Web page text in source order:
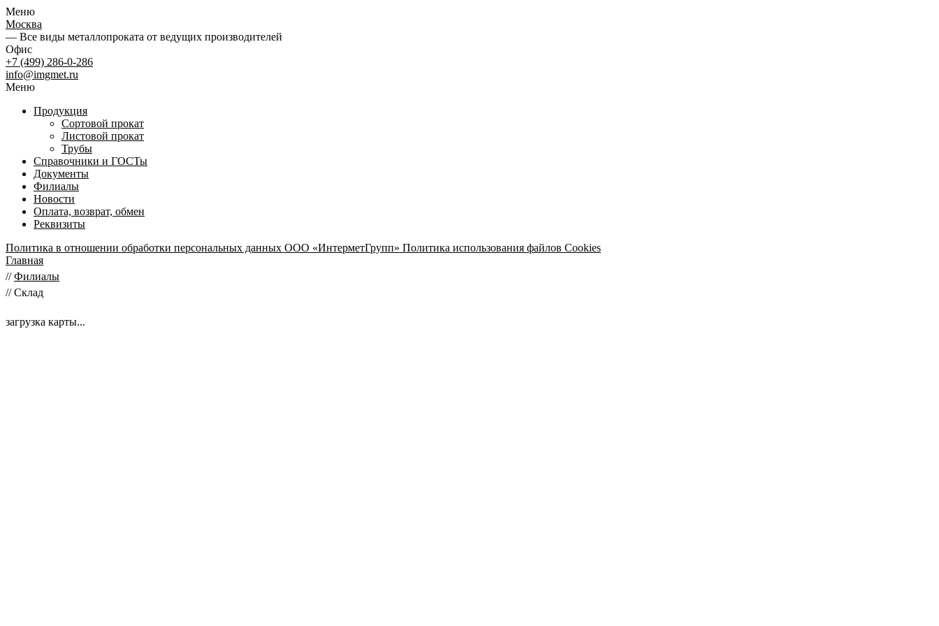
Меню
Москва
— Все виды металлопроката от ведущих производителей
Офис
+7 (499) 286-0-286
info@imgmet.ru
Меню
Продукция
Сортовой прокат
Листовой прокат
Трубы
Справочники и ГОСТы
Документы
Филиалы
Новости
Оплата, возврат, обмен
Реквизиты
Политика в отношении обработки персональных данных ООО «ИнтерметГрупп» Политика использования файлов Cookies
Главная
// Филиалы
// Склад
загрузка карты...